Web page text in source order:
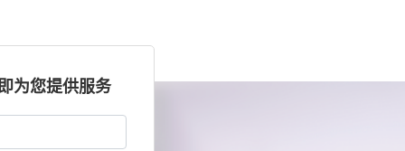
为您提供服务